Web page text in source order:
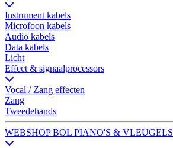
Instrument kabels
Microfoon kabels
Audio kabels
Data kabels
Licht
Effect & signaalprocessors
Vocal / Zang effecten
Zang
Tweedehands
WEBSHOP BOL PIANO'S & VLEUGELS